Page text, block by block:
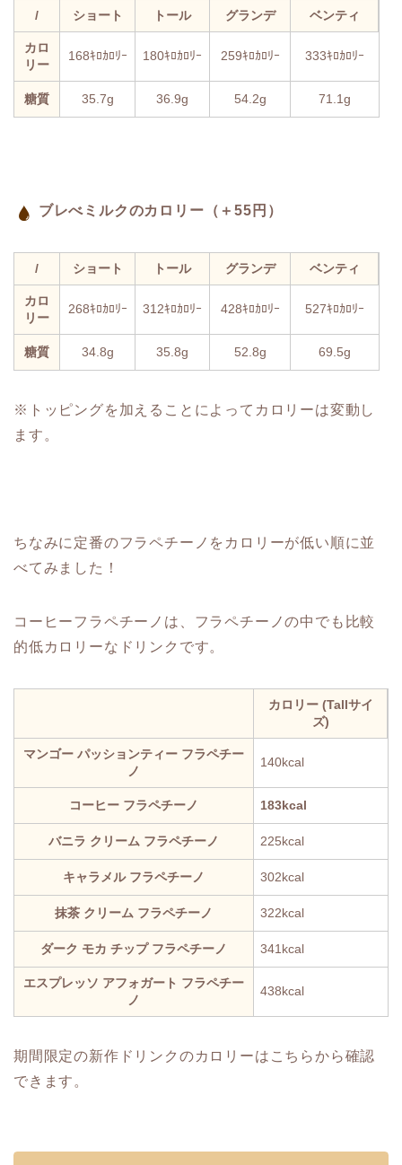
/ ショート トール グランデ ベンティ
カロ
リー
168ｷﾛｶﾛﾘｰ 180ｷﾛｶﾛﾘｰ 259ｷﾛｶﾛﾘｰ 333ｷﾛｶﾛﾘｰ
糖質 35.7g 36.9g 54.2g 71.1g
ブレべミルクのカロリー（＋55円）
/ ショート トール グランデ ベンティ
カロ
リー
268ｷﾛｶﾛﾘｰ 312ｷﾛｶﾛﾘｰ 428ｷﾛｶﾛﾘｰ 527ｷﾛｶﾛﾘｰ
糖質 34.8g 35.8g 52.8g 69.5g
※トッピングを加えることによってカロリーは変動し
ます。
ちなみに定番のフラペチーノをカロリーが低い順に並
べてみました！
コーヒーフラペチーノは、フラペチーノの中でも比較
的低カロリーなドリンクです。
カロリー (Tallサイ
ズ)
マンゴー パッションティー フラペチー
ノ
140kcal
コーヒー フラペチーノ 183kcal
バニラ クリーム フラペチーノ 225kcal
キャラメル フラペチーノ 302kcal
抹茶 クリーム フラペチーノ 322kcal
ダーク モカ チップ フラペチーノ 341kcal
エスプレッソ アフォガート フラペチー
ノ
438kcal
期間限定の新作ドリンクのカロリーはこちらから確認
できます。